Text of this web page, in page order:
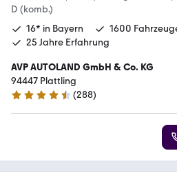
D (komb.)
16* in Bayern
1600
25 Jahre Erfahrung
AVP AUTOLAND GmbH & Co. KG
94447 Plattling
4.3 Sterne
(288)